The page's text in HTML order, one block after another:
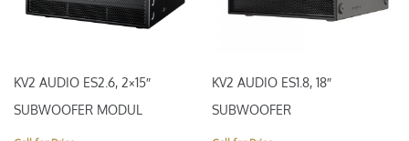
KV2 AUDIO ES2.6, 2×15″
SUBWOOFER MODUL
KV2 AUDIO ES1.8, 18″
SUBWOOFER